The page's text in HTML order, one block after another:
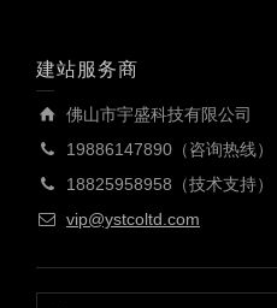
建站服务商
佛山市宇盛科技有限公司
19886147890（咨询热线）
18825958958（技术支持）
vip@ystcoltd.com